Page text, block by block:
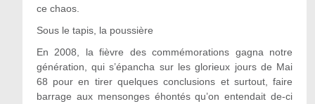
ce chaos.
Sous le tapis, la poussière
En 2008, la fièvre des commémorations gagna notre
génération, qui s’épancha sur les glorieux jours de Mai
68 pour en tirer quelques conclusions et surtout, faire
barrage aux mensonges éhontés qu’on entendait de-ci